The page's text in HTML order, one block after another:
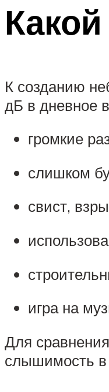
К созданию
дБ в дневное
громкие
слишком
свист,
игра на
Для
слышимость в